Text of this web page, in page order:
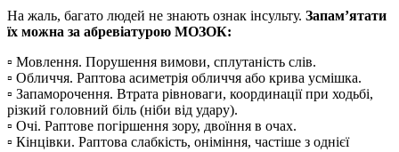
На жаль, багато людей не знають ознак інсульту. Запам’ятати
їх можна за абревіатурою МОЗОК:
▫️ Мовлення. Порушення вимови, сплутаність слів.
▫️ Обличчя. Раптова асиметрія обличчя або крива усмішка.
▫️ Запаморочення. Втрата рівноваги, координації при ходьбі,
різкий головний біль (ніби від удару).
▫️ Очі. Раптове погіршення зору, двоїння в очах.
▫️ Кінцівки. Раптова слабкість, оніміння, частіше з однієї